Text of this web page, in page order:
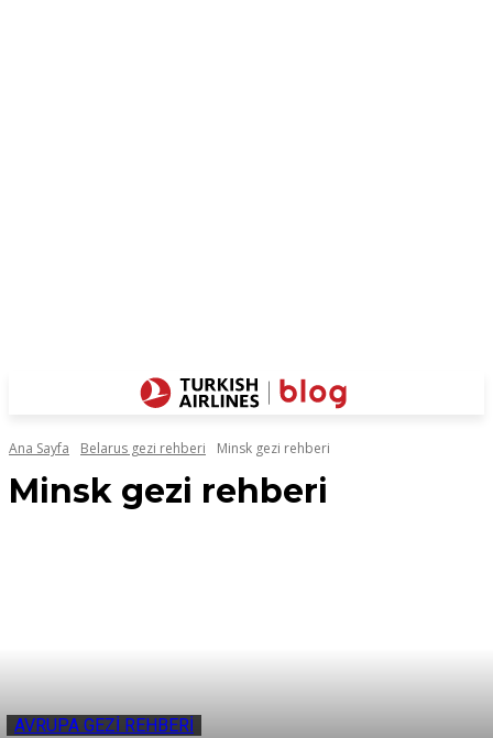
Ana Sayfa Belarus gezi rehberi Minsk gezi rehberi
Minsk gezi rehberi
AVRUPA GEZI REHBERI